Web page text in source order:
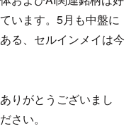
います。5月も中盤に
る、セルインメイは今
りがとうございまし
さい。